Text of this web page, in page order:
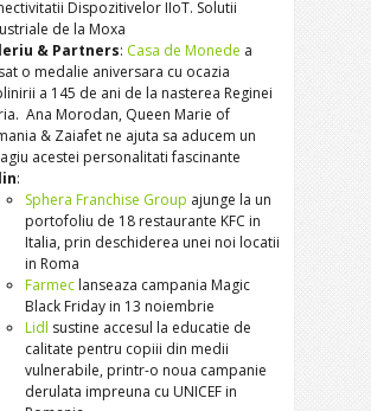
Dispozitivelor IIoT. Solutii
de la Moxa
& Partners: Casa de Monede a
o medalie aniversara cu ocazia
a 145 de ani de la nasterea Reginei
Ana Morodan, Queen Marie of
& Zaiafet ne ajuta sa aducem un
acestei personalitati fascinante
:
Sphera Franchise Group ajunge la un
portofoliu de 18 restaurante KFC in
Italia, prin deschiderea unei noi locatii
in Roma
Farmec lanseaza campania Magic
Black Friday in 13 noiembrie
Lidl sustine accesul la educatie de
calitate pentru copiii din medii
vulnerabile, printr-o noua campanie
derulata impreuna cu UNICEF in